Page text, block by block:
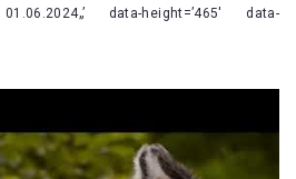
data-height=’465′ data-